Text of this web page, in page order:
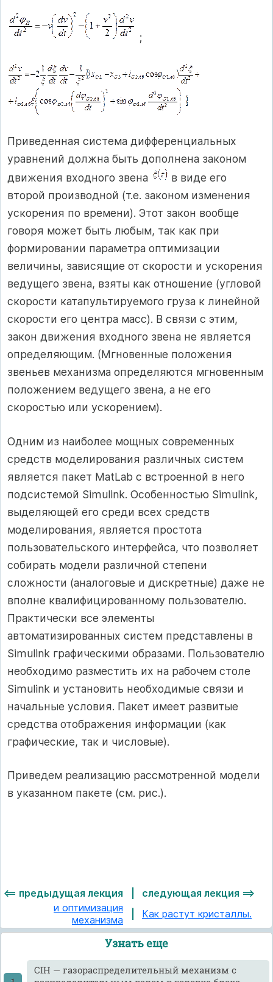
;
Приведенная система дифференциальных
уравнений должна быть дополнена законом
движения входного звена
в виде его
второй производной (т.е. законом изменения
ускорения по времени). Этот закон вообще
говоря может быть любым, так как при
формировании параметра оптимизации
величины, зависящие от скорости и ускорения
ведущего звена, взяты как отношение (угловой
скорости катапультируемого груза к линейной
скорости его центра масс). В связи с этим,
закон движения входного звена не является
определяющим. (Мгновенные положения
звеньев механизма определяются мгновенным
положением ведущего звена, а не его
скоростью или ускорением).
Одним из наиболее мощных современных
средств моделирования различных систем
является пакет MatLab с встроенной в него
подсистемой Simulink. Особенностью Simulink,
выделяющей его среди всех средств
моделирования, является простота
пользовательского интерфейса, что позволяет
собирать модели различной степени
сложности (аналоговые и дискретные) даже не
вполне квалифицированному пользователю.
Практически все элементы
автоматизированных систем представлены в
Simulink графическими образами. Пользователю
необходимо разместить их на рабочем столе
Simulink и установить необходимые связи и
начальные условия. Пакет имеет развитые
средства отображения информации (как
графические, так и числовые).
Приведем реализацию рассмотренной модели
в указанном пакете (см. рис.).
<== предыдущая лекция
следующая лекция ==>
и оптимизация
механизма
Как растут кристаллы.
Узнать еще
CIH — газораспределительный механизм с